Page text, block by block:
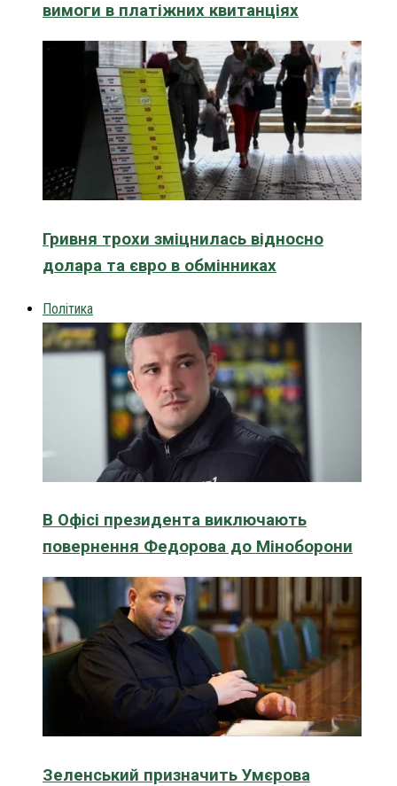
вимоги в платіжних квитанціях
Гривня трохи зміцнилась відносно
долара та євро в обмінниках
Політика
В Офісі президента виключають
повернення Федорова до Міноборони
Зеленський призначить Умєрова